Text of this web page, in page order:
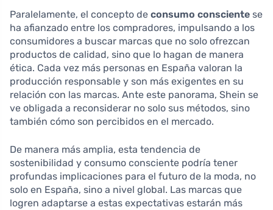
Paralelamente, el concepto de consumo consciente se
ha afianzado entre los compradores, impulsando a los
consumidores a buscar marcas que no solo ofrezcan
productos de calidad, sino que lo hagan de manera
ética. Cada vez más personas en España valoran la
producción responsable y son más exigentes en su
relación con las marcas. Ante este panorama, Shein se
ve obligada a reconsiderar no solo sus métodos, sino
también cómo son percibidos en el mercado.
De manera más amplia, esta tendencia de
sostenibilidad y consumo consciente podría tener
profundas implicaciones para el futuro de la moda, no
solo en España, sino a nivel global. Las marcas que
logren adaptarse a estas expectativas estarán más